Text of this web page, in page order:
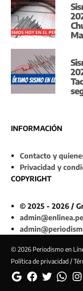
INFORMACIÓN
Contacto y
Privacidad y
COPYRIGHT
© 2025 - 2026 /
admin@enlinea.pe
© 2026 Periodismo en
Política de privacidad /
GoogleFacebookTwitterWhatsapp